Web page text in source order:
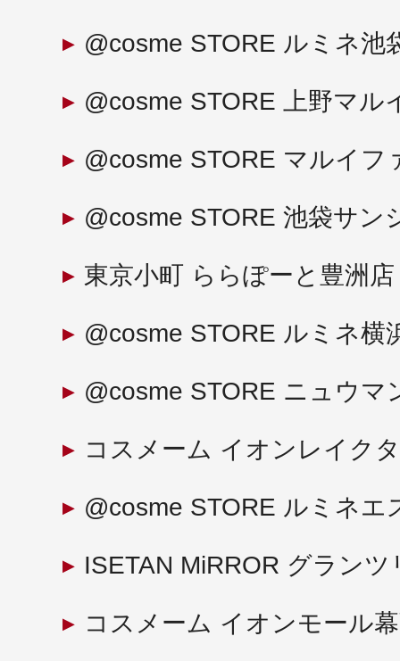
@cosme STORE ルミネ池
@cosme STORE 上野マル
@cosme STORE マルイフ
@cosme STORE 池袋サン
東京小町 ららぽーと豊洲店
@cosme STORE ルミネ横
@cosme STORE ニュウマ
コスメーム イオンレイク
@cosme STORE ルミネエ
ISETAN MiRROR グランツ
コスメーム イオンモール